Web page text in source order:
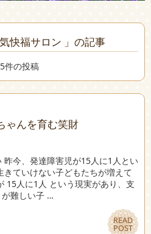
快福サロン 」の記事
件の投稿
ゃんを育む笑財
今、発達障害児が15人に1人とい
きていけない子どもたちが増えて
15人に1人 という現実があり、支
難しい子 …
READ
POST
READ
POST